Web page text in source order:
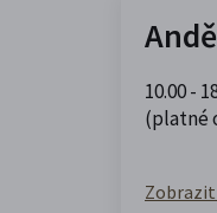
10.00 -
(platné